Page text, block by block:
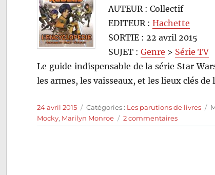
AUTEUR : Collectif
EDITEUR :Hachette
SORTIE : 22 avril 2015
SUJET :Genre > Série TV
Le guide indispensable de la série Star
les armes, les vaisseaux, et les lieux clés de
Publié
le
24 avril 2015 Catégories
Catégories : Les parutions de livres
Mocky, Marilyn Monroe 2 commentairessur
Livres